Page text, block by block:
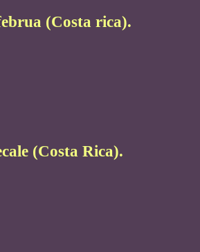
(Costa rica).
(Costa Rica).